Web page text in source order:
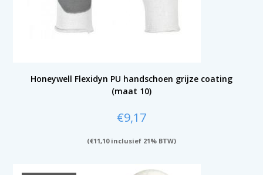
Honeywell Flexidyn PU handschoen grijze coating
(maat 10)
€9,17
(€11,10inclusief 21% BTW)